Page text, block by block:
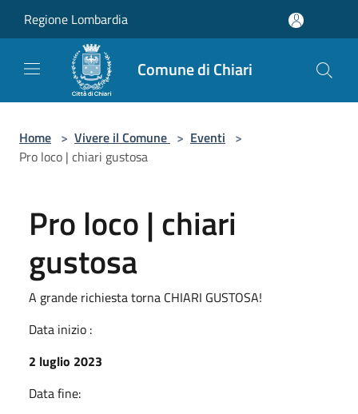
Regione Lombardia
Comune di Chiari
Home > Vivere il Comune > Eventi >
Pro loco | chiari gustosa
Pro loco | chiari
gustosa
A grande richiesta torna CHIARI GUSTOSA!
Data inizio :
2 luglio 2023
Data fine: